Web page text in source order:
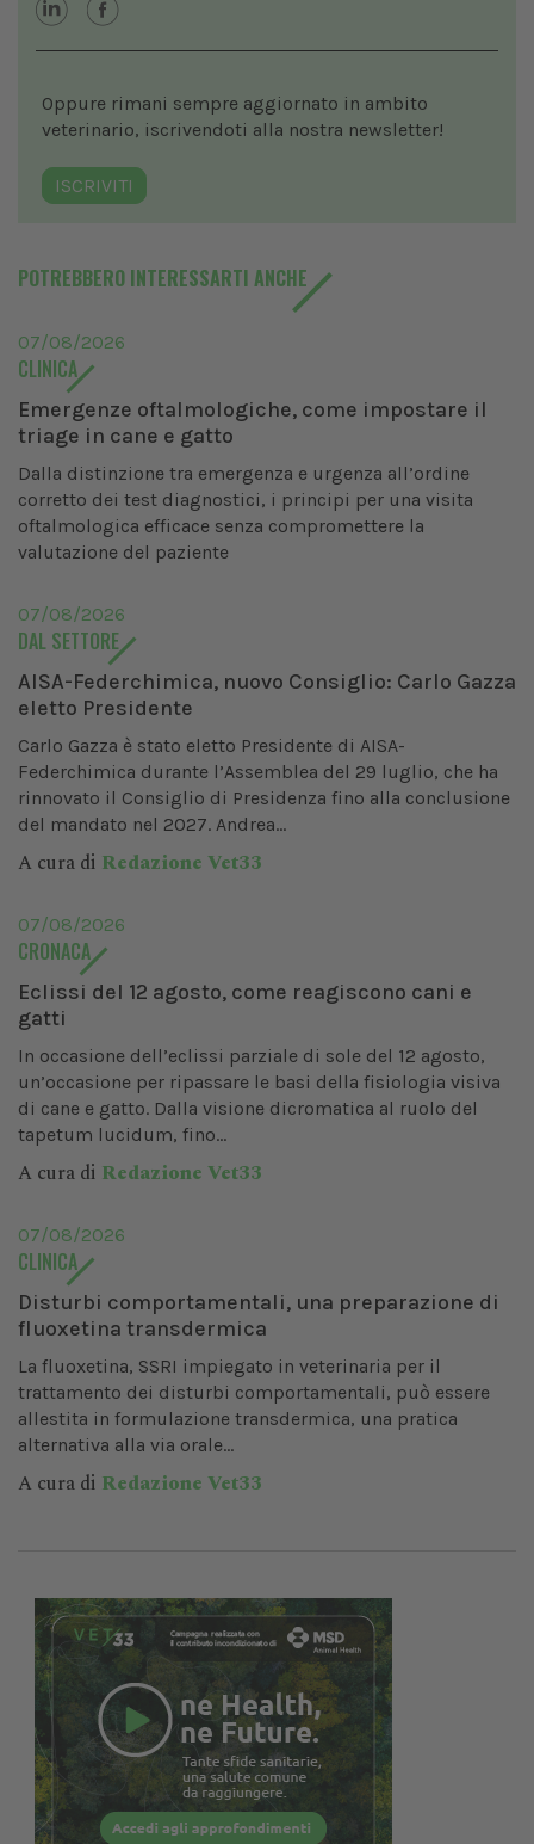
Oppure rimani sempre aggiornato in ambito
veterinario, iscrivendoti alla nostra newsletter!
ISCRIVITI
POTREBBERO INTERESSARTI ANCHE
07/08/2026
CLINICA
Emergenze oftalmologiche, come impostare il
triage in cane e gatto
Dalla distinzione tra emergenza e urgenza all’ordine
corretto dei test diagnostici, i principi per una visita
oftalmologica efficace senza compromettere la
valutazione del paziente
07/08/2026
DAL SETTORE
AISA-Federchimica, nuovo Consiglio: Carlo Gazza
eletto Presidente
Carlo Gazza è stato eletto Presidente di AISA-
Federchimica durante l’Assemblea del 29 luglio, che ha
rinnovato il Consiglio di Presidenza fino alla conclusione
del mandato nel 2027. Andrea...
A cura di Redazione Vet33
07/08/2026
CRONACA
Eclissi del 12 agosto, come reagiscono cani e
gatti
In occasione dell’eclissi parziale di sole del 12 agosto,
un’occasione per ripassare le basi della fisiologia visiva
di cane e gatto. Dalla visione dicromatica al ruolo del
tapetum lucidum, fino...
A cura di Redazione Vet33
07/08/2026
CLINICA
Disturbi comportamentali, una preparazione di
fluoxetina transdermica
La fluoxetina, SSRI impiegato in veterinaria per il
trattamento dei disturbi comportamentali, può essere
allestita in formulazione transdermica, una pratica
alternativa alla via orale...
A cura di Redazione Vet33